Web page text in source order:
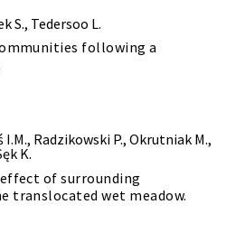
S., Tedersoo L.
following a
Radzikowski P., Okrutniak M.,
K.
of surrounding
translocated wet meadow.